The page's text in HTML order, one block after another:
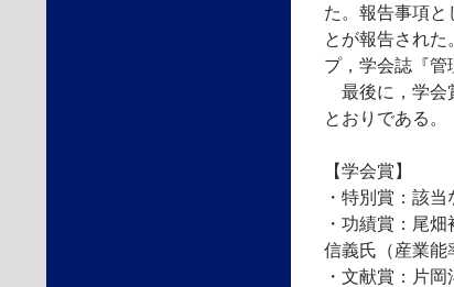
た。報告事項と
とが報告され
プ，学会誌『管
最後に，学会
とおりである。
【学会賞】
・特別賞：該当
・功績賞：尾
信義氏（産業能
・文献賞：片